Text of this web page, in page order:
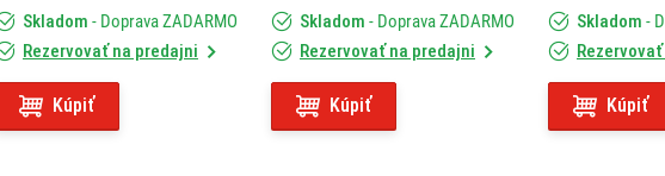
SUPERŠPORTOVÝCH PNEUMATÍK?
C 66W TL REAR
Skladom - Doprava ZADARMO
Rezervovať na predajni
Kúpiť
(73W) TL REAR
Skladom - Doprava ZADARMO
Rezervovať na predajni
Kúpiť
(75W) TL REAR
Skladom -
Kúpiť